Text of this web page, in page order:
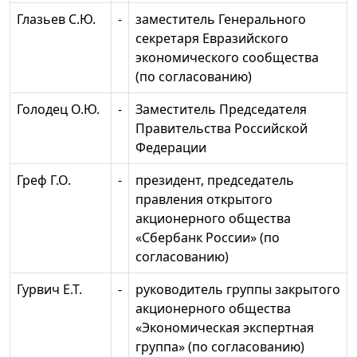
Глазьев С.Ю.
-
заместитель Генерального
секретаря Евразийского
экономического сообщества
(по согласованию)
Голодец О.Ю.
-
Заместитель Председателя
Правительства Российской
Федерации
Греф Г.О.
-
президент, председатель
правления открытого
акционерного общества
«Сбербанк России» (по
согласованию)
Гурвич Е.Т.
-
руководитель группы закрытого
акционерного общества
«Экономическая экспертная
группа» (по согласованию)